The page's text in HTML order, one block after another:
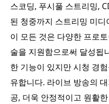
스코딩, 푸시풀 스트리밍,
된 청중까지 스트리밍 미
이 모든 것은 다양한 프로
술을 지원함으로써 달성됩
한 기능이 있지만 시청 경
유합니다. 라이브 방송의
공, 더욱 안정적이고 원활